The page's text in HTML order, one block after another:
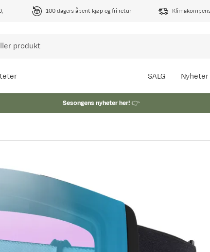
100 dagers åpent kjøp og fri retur
SALG Nyheter
Sesongens nyheter her!👉